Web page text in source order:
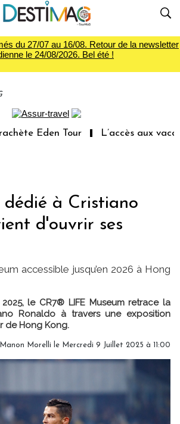
du 27/07 au 16/08. Retour de la newsletter
le 24/08/2026. Bel été !
Eden Tour L’accès aux
dédié à Cristiano
d'ouvrir ses
accessible jusqu’en 2026 à Hong
le CR7® LIFE Museum retrace la
Ronaldo à travers une exposition
de Hong Kong.
Manon Morelli le Mercredi 9 Juillet 2025 à 11:00